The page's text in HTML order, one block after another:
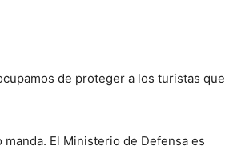
de proteger a los turistas que
manda. El Ministerio de Defensa es